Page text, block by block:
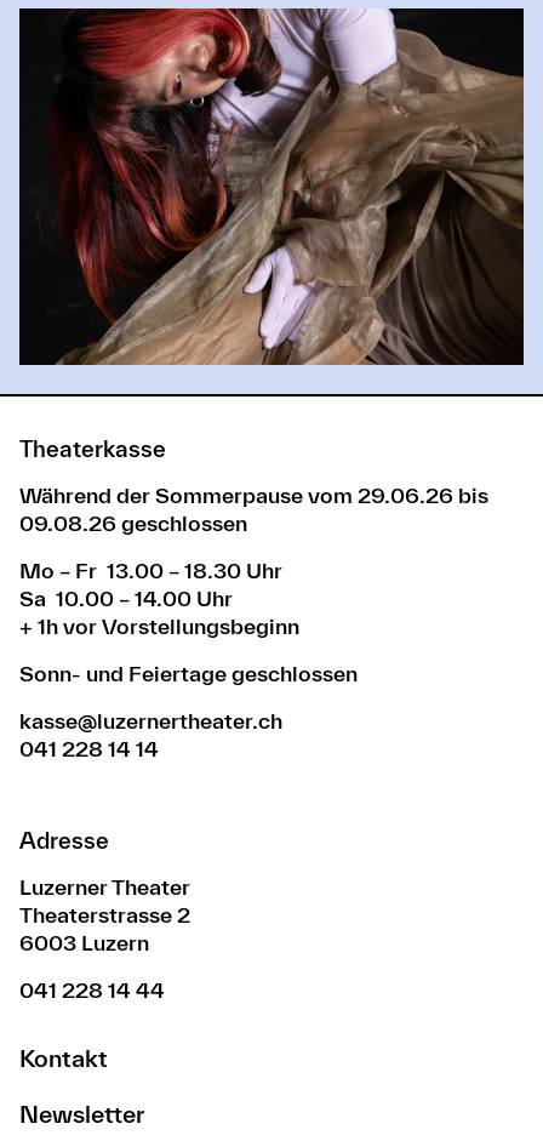
Theaterkasse
Während der Sommerpause vom 29.06.26 bis
09.08.26 geschlossen
Mo – Fr 13.00 – 18.30 Uhr
Sa 10.00 – 14.00 Uhr
+ 1h vor Vorstellungsbeginn
Sonn- und Feiertage geschlossen
kasse@luzernertheater.ch
041 228 14 14
Adresse
Luzerner Theater
Theaterstrasse 2
6003 Luzern
041 228 14 44
Kontakt
Newsletter